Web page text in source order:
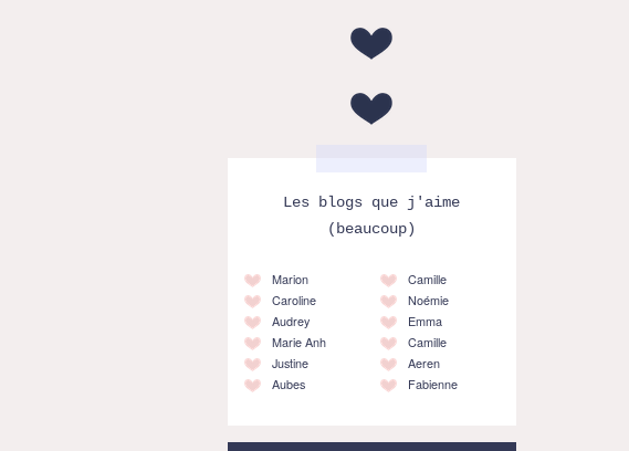
Les blogs que j'aime
(beaucoup)
Marion
Caroline
Audrey
Marie Anh
Justine
Aubes
Camille
Noémie
Emma
Camille
Aeren
Fabienne